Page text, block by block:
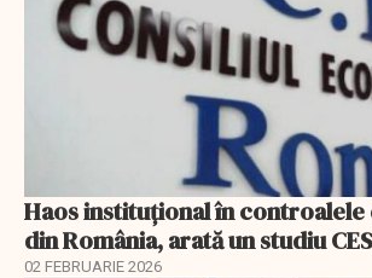
Haos instituțional în
din România, arată un studiu CES
02 FEBRUARIE 2026